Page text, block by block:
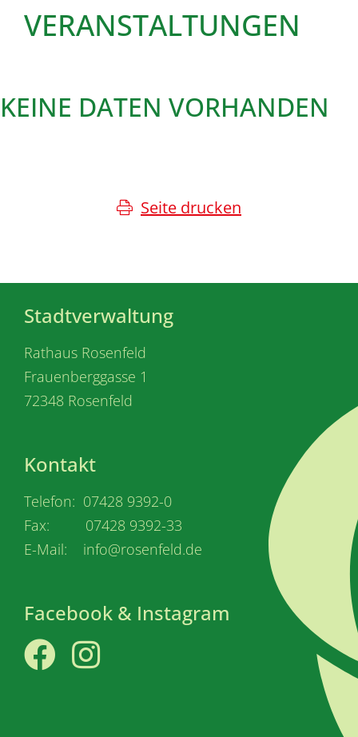
VERANSTALTUNGEN
KEINE DATEN VORHANDEN
Seite drucken
Stadtverwaltung
Rathaus Rosenfeld
Frauenberggasse 1
72348 Rosenfeld
Kontakt
Telefon: 07428 9392-0
Fax: 07428 9392-33
E-Mail: info@rosenfeld.de
Facebook & Instagram